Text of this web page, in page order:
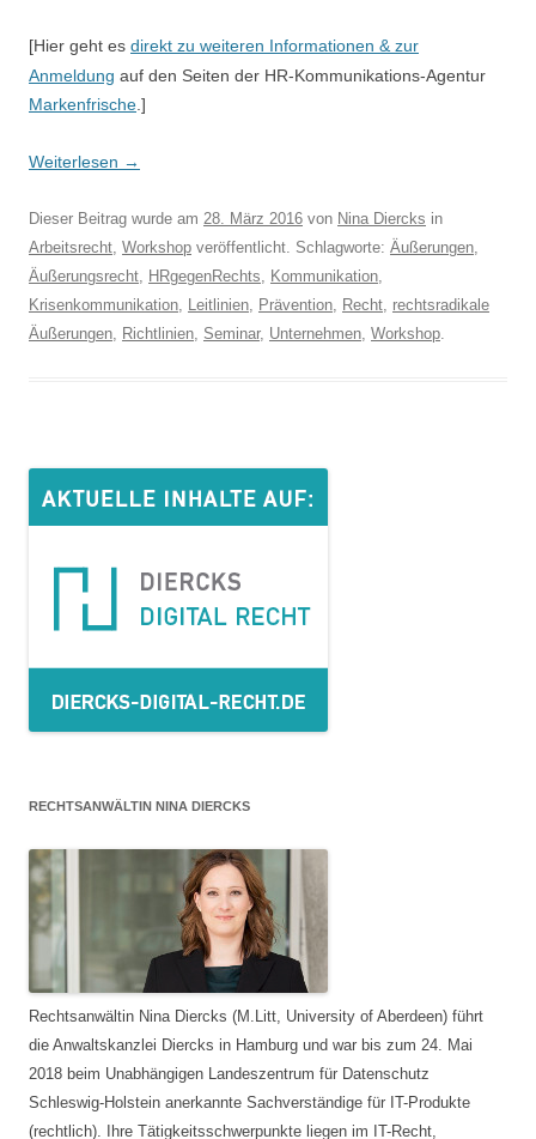
[Hier geht es direkt zu weiteren Informationen & zur
Anmeldung auf den Seiten der HR-Kommunikations-Agentur
Markenfrische .]
Weiterlesen →
Dieser Beitrag wurde am 28. März 2016 von Nina Diercks in
Arbeitsrecht, Workshop veröffentlicht. Schlagworte: Äußerungen,
Äußerungsrecht, HRgegenRechts, Kommunikation,
Krisenkommunikation, Leitlinien, Prävention, Recht, rechtsradikale
Äußerungen, Richtlinien, Seminar, Unternehmen, Workshop.
RECHTSANWÄLTIN NINA DIERCKS
Rechtsanwältin Nina Diercks (M.Litt, University of Aberdeen) führt
die Anwaltskanzlei Diercks in Hamburg und war bis zum 24. Mai
2018 beim Unabhängigen Landeszentrum für Datenschutz
Schleswig-Holstein anerkannte Sachverständige für IT-Produkte
(rechtlich). Ihre Tätigkeitsschwerpunkte liegen im IT-Recht,